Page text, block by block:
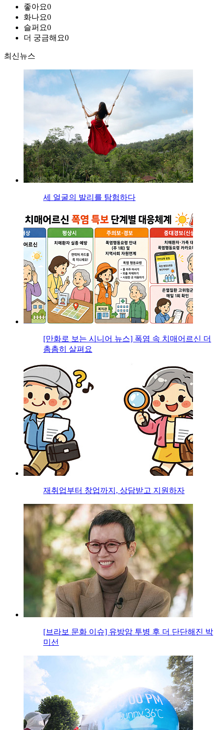
좋아요0
화나요0
슬퍼요0
더 궁금해요0
최신뉴스
세 얼굴의 발리를 탐험하다
[만화로 보는 시니어 뉴스] 폭염 속 치매어르신 더
촘촘히 살펴요
재취업부터 창업까지, 상담받고 지원하자
[브라보 문화 이슈] 유방암 투병 후 더 단단해진 박
미선